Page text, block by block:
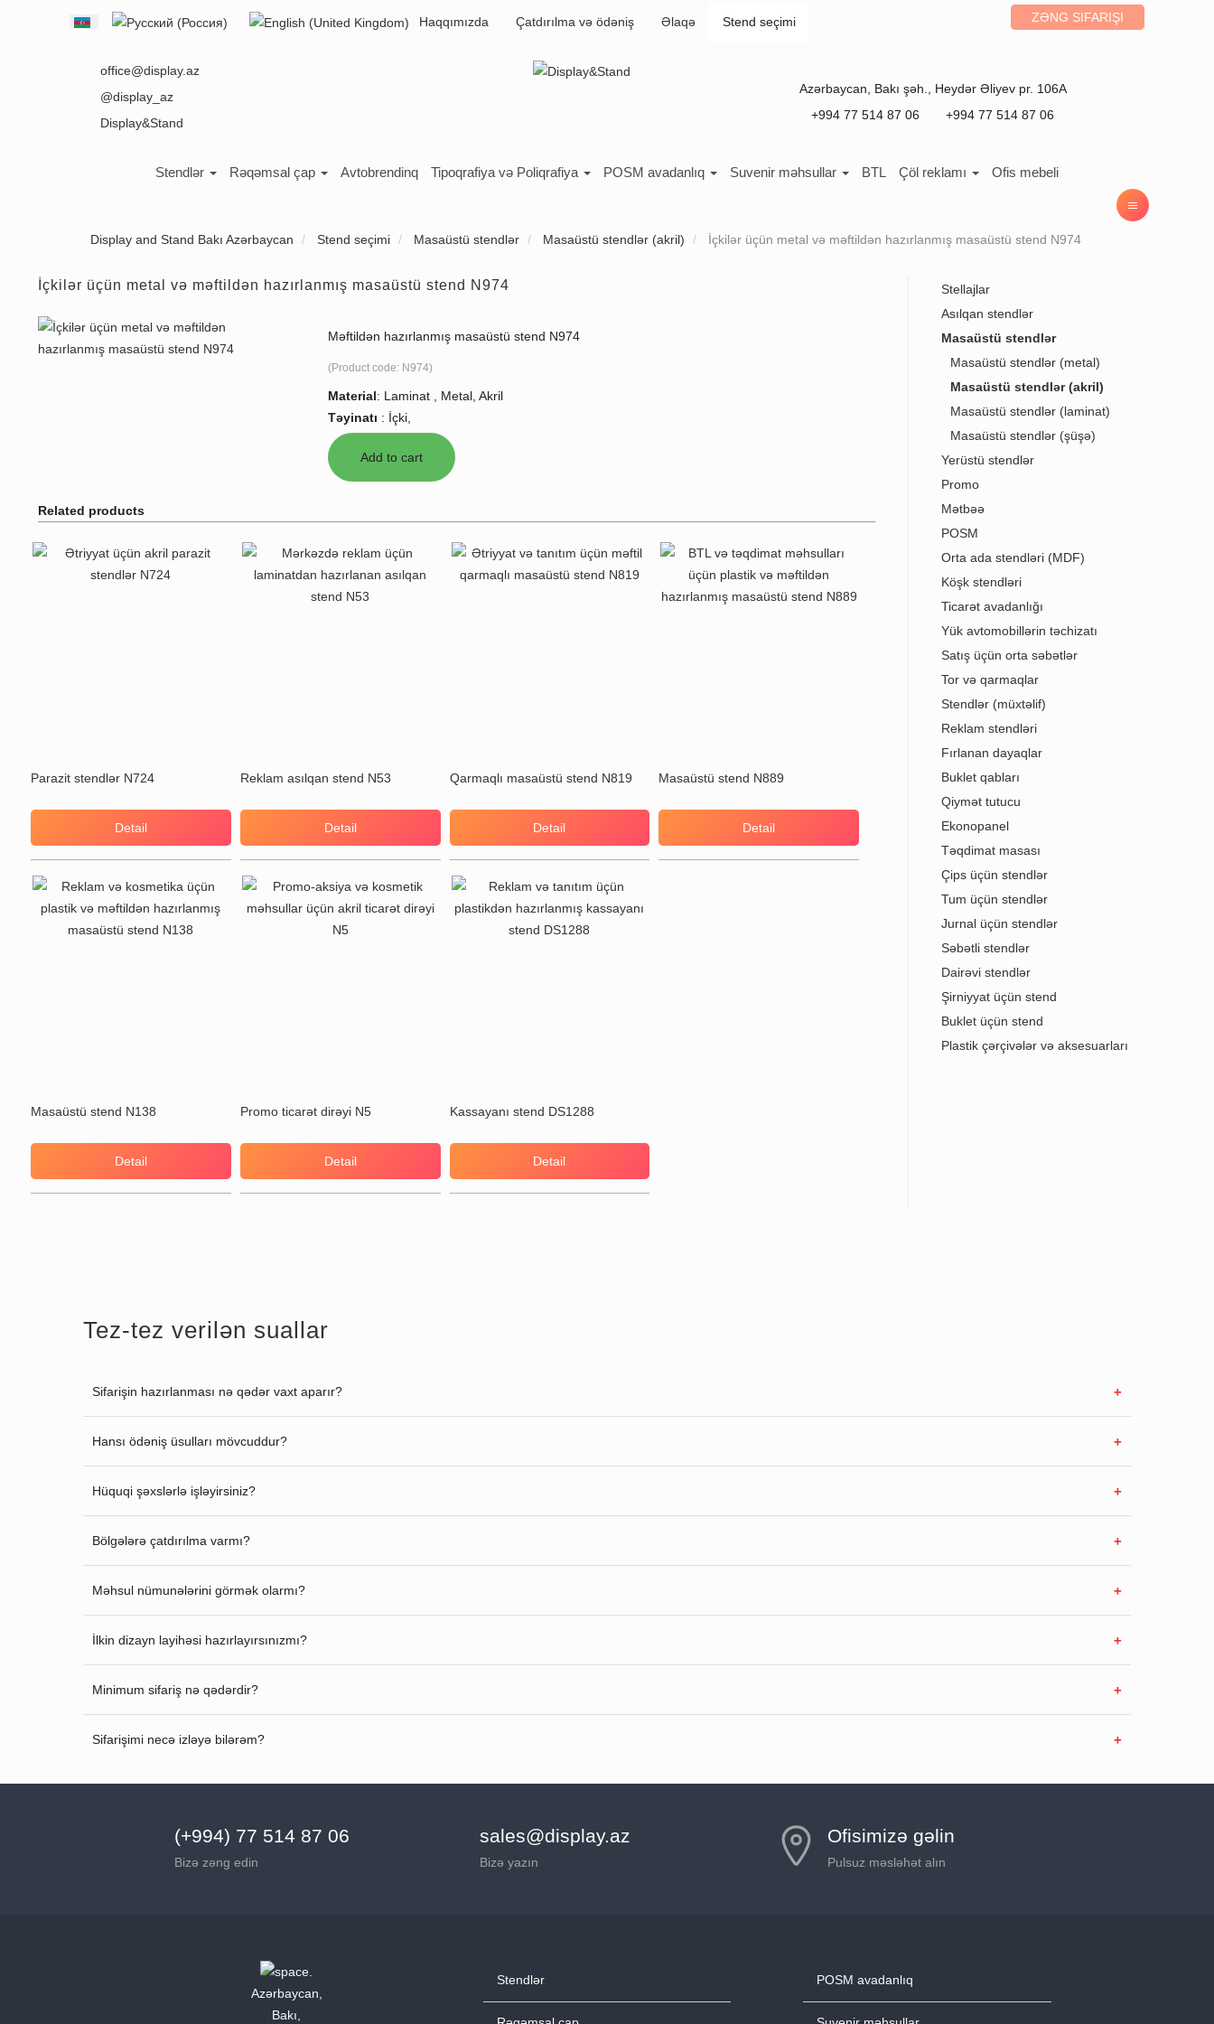
Haqqımızda Çatdırılma və ödəniş Əlaqə Stend seçimi
Select your language ZƏNG SIFARIŞI
office@display.az
@display_az
Display&Stand
Azərbaycan Bakı şəh., Heydər Əliyev pr. 106A
+994 77 514 87 06
+994 77 514 87 06
Stendlər Rəqəmsal çap Avtobrendinq Tipoqrafiya və Poliqrafiya POSM avadanlıq Suvenir məhsullar BTL Çöl reklamı Ofis mebeli
Display and Stand Bakı Azərbaycan Stend seçimi Masaüstü stendlər Masaüstü stendlər (akril) İçkilər üçün metal və məftildən hazırlanmış masaüstü stend N974
İçkilər üçün metal və məftildən hazırlanmış masaüstü stend N974
Məftildən hazırlanmış masaüstü stend N974
(Product code: N974)
Material: Laminat , Metal, Akril
Təyinatı : İçki,
Related products
Parazit stendlər N724
Detail
Reklam asılqan stend N53
Detail
Qarmaqlı masaüstü stend N819
Detail
Masaüstü stend N889
Detail
Masaüstü stend N138
Detail
Promo ticarət dirəyi N5
Detail
Kassayanı stend DS1288
Detail
Stellajlar
Asılqan stendlər
Masaüstü stendlər
Masaüstü stendlər (metal)
Masaüstü stendlər (akril)
Masaüstü stendlər (laminat)
Masaüstü stendlər (şüşə)
Yerüstü stendlər
Promo
Mətbəə
POSM
Orta ada stendləri (MDF)
Köşk stendləri
Ticarət avadanlığı
Yük avtomobillərin təchizatı
Satış üçün orta səbətlər
Tor və qarmaqlar
Stendlər (müxtəlif)
Reklam stendləri
Fırlanan dayaqlar
Buklet qabları
Qiymət tutucu
Ekonopanel
Təqdimat masası
Çips üçün stendlər
Tum üçün stendlər
Jurnal üçün stendlər
Səbətli stendlər
Dairəvi stendlər
Şirniyyat üçün stend
Buklet üçün stend
Plastik çərçivələr və aksesuarları
Tez-tez verilən suallar
Sifarişin hazırlanması nə qədər vaxt aparır?
Hansı ödəniş üsulları mövcuddur?
Hüquqi şəxslərlə işləyirsiniz?
Bölgələrə çatdırılma varmı?
Məhsul nümunələrini görmək olarmı?
İlkin dizayn layihəsi hazırlayırsınızmı?
Minimum sifariş nə qədərdir?
Sifarişimi necə izləyə bilərəm?
(+994) 77 514 87 06
Bizə zəng edin
sales@display.az
Bizə yazın
Ofisimizə gəlin
Pulsuz məsləhət alın
Azərbaycan,
Bakı,
Stendlər POSM avadanlıq